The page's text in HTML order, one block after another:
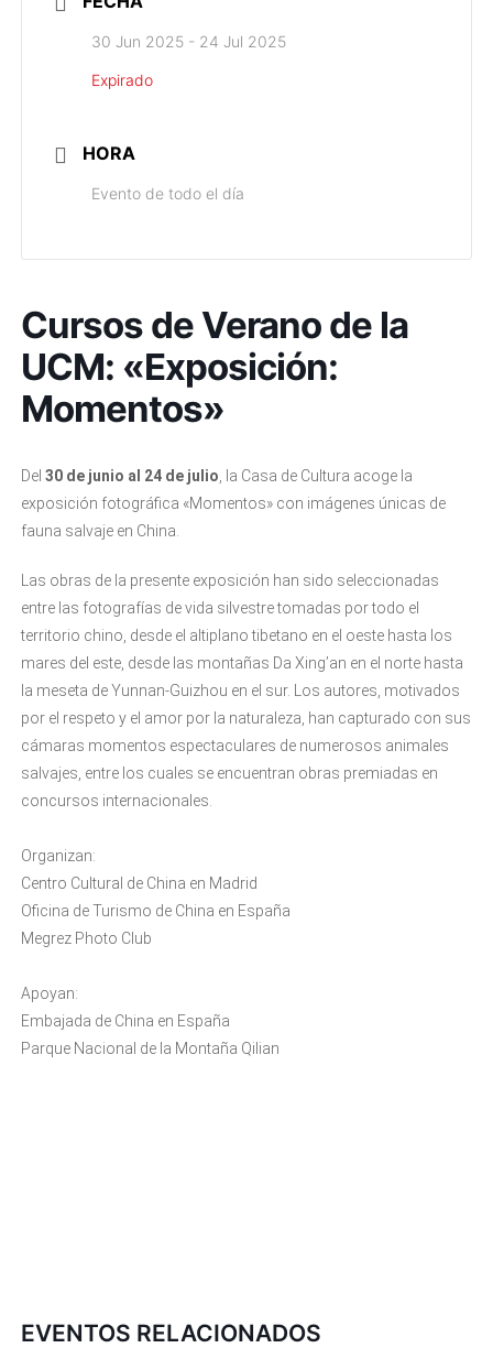
30 Jun 2025- 24 Jul 2025
Expirado
HORA
Evento de todo el día
Cursos de Verano de la
UCM: «Exposición:
Momentos»
Del 30 de junio al 24 de julio , la Casa de Cultura acoge la
exposición fotográfica «Momentos» con imágenes únicas de
fauna salvaje en China.
Las obras de la presente exposición han sido seleccionadas
entre las fotografías de vida silvestre tomadas por todo el
territorio chino, desde el altiplano tibetano en el oeste hasta los
mares del este, desde las montañas Da Xing’an en el norte hasta
la meseta de Yunnan-Guizhou en el sur. Los autores, motivados
por el respeto y el amor por la naturaleza, han capturado con sus
cámaras momentos espectaculares de numerosos animales
salvajes, entre los cuales se encuentran obras premiadas en
concursos internacionales.
Organizan:
Centro Cultural de China en Madrid
Oficina de Turismo de China en España
Megrez Photo Club
Apoyan:
Embajada de China en España
Parque Nacional de la Montaña Qilian
EVENTOS RELACIONADOS